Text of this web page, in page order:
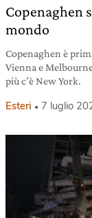
Copenaghen
mondo
Copenaghen è
Vienna e
più c’è New York.
Esteri 7 luglio